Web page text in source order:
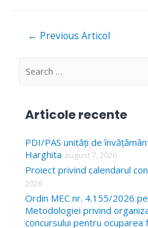
Navigare
← Previous Articol
S
c
h
f
o
r
Articole recente
PDI/PAS unități de
Harghita august 7, 2026
Proiect privind calendarul
2026
Ordin MEC nr. 4.155/2026
Metodologiei privind
concursului pentru ocuparea